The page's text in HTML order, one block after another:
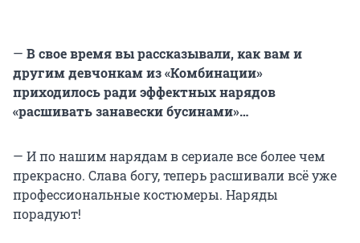
— В свое время вы рассказывали, как вам и
другим девчонкам из «Комбинации»
приходилось ради эффектных нарядов
«расшивать занавески бусинами»…
— И по нашим нарядам в сериале все более чем
прекрасно. Слава богу, теперь расшивали всё уже
профессиональные костюмеры. Наряды
порадуют!